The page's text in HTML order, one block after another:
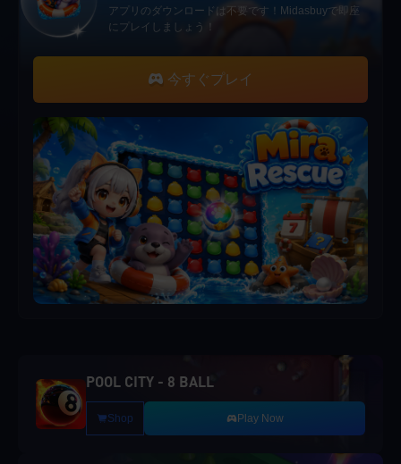
アプリのダウンロードは不要です！Midasbuyで即座
にプレイしましょう！
今すぐプレイ
POOL CITY - 8 BALL
Shop Play Now